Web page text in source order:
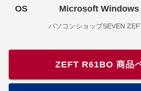
OS Microsoft Windows
パソコンショップSEVEN
ZEFT R61BO 商品